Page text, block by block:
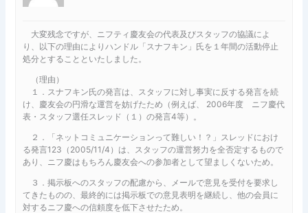
大変残念ですが、ニフティ慶友会の代表及びスタッフの協議によ
り、以下の理由によりハンドル「スナフキン」氏を１年間の活動停止
処分とすることといたしました。
（理由）
１．スナフキン氏の発言は、スタッフに対し事実に反する発言を続
け、慶友会の円滑な運営を妨げたため（例えば、 2006年度 ニフ慶代
表・スタッフ選任スレッド（１）の発言4等）。
２．「ネットコミュニケーションって難しい！？」スレッドにおけ
る発言123（2005/11/4）は、スタッフの運営努力を全否定するもので
あり、ニフ慶はもちろん慶友会への参加者として望ましくないため。
３．掲示板へのスタッフの配慮から、メールで意見を受付を要求し
てきたものの、最終的には掲示板での意見表明を継続し、他の会員に
対するニフ慶への信頼度を低下させたため。